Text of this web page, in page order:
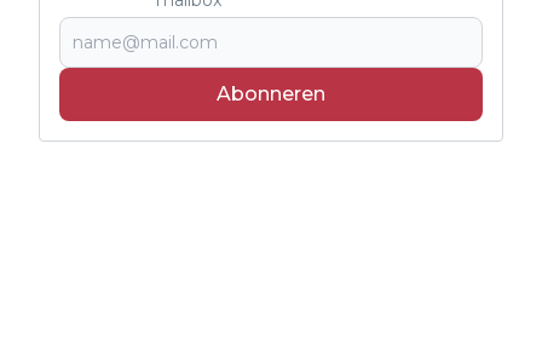
Abonneren